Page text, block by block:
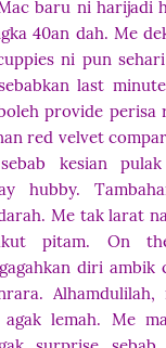
baru ni harijadi
40an dah. Me
ni pun
last
provide perisa
red velvet
kesian
hubby.
Me tak larat
pitam. On
diri ambik
agak lemah. Me